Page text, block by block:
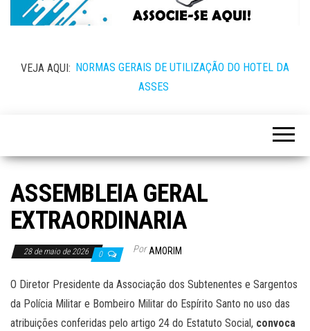
VEJA AQUI: NORMAS GERAIS DE UTILIZAÇÃO DO HOTEL DA
ASSES
ASSEMBLEIA GERAL
EXTRAORDINARIA
28 de maio de 2026 0 Por AMORIM
O Diretor Presidente da Associação dos Subtenentes e Sargentos
da Polícia Militar e Bombeiro Militar do Espírito Santo no uso das
atribuições conferidas pelo artigo 24 do Estatuto Social, convoca